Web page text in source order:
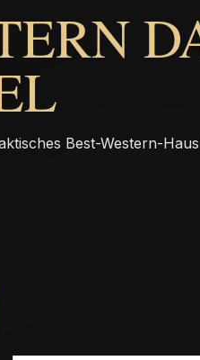
Best-Western-